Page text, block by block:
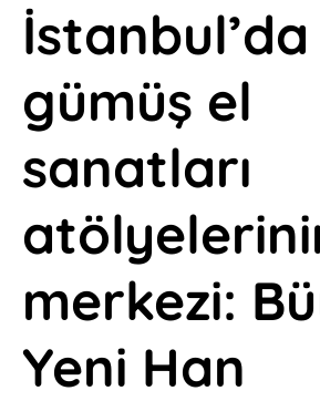
İstanbul’da
gümüş el
sanatları
merkezi:
Yeni Han